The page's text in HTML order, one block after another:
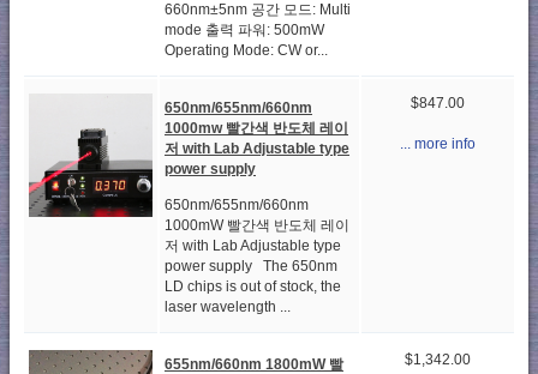
660nm±5nm 공간 모드: Multi
mode 출력 파워: 500mW
Operating Mode: CW or...
650nm/655nm/660nm
1000mw 빨간색 반도체 레이
저 with Lab Adjustable type
power supply
650nm/655nm/660nm
1000mW 빨간색 반도체 레이
저 with Lab Adjustable type
power supply The 650nm
LD chips is out of stock, the
laser wavelength ...
$847.00
... more info
655nm/660nm 1800mW 빨
$1,342.00